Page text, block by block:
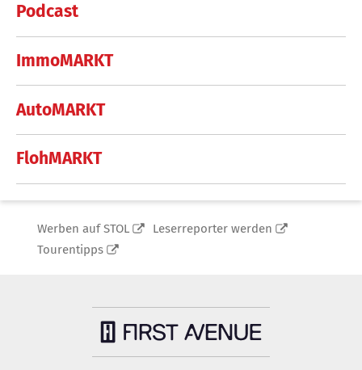
Podcast
ImmoMARKT
AutoMARKT
FlohMARKT
Werben auf STOL
Leserreporter werden
Tourentipps